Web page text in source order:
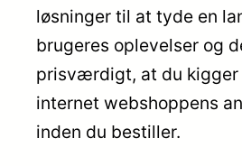
løsninger til at tyde en
brugeres oplevelser og
prisværdigt, at du
internet webshoppens
inden du bestiller.